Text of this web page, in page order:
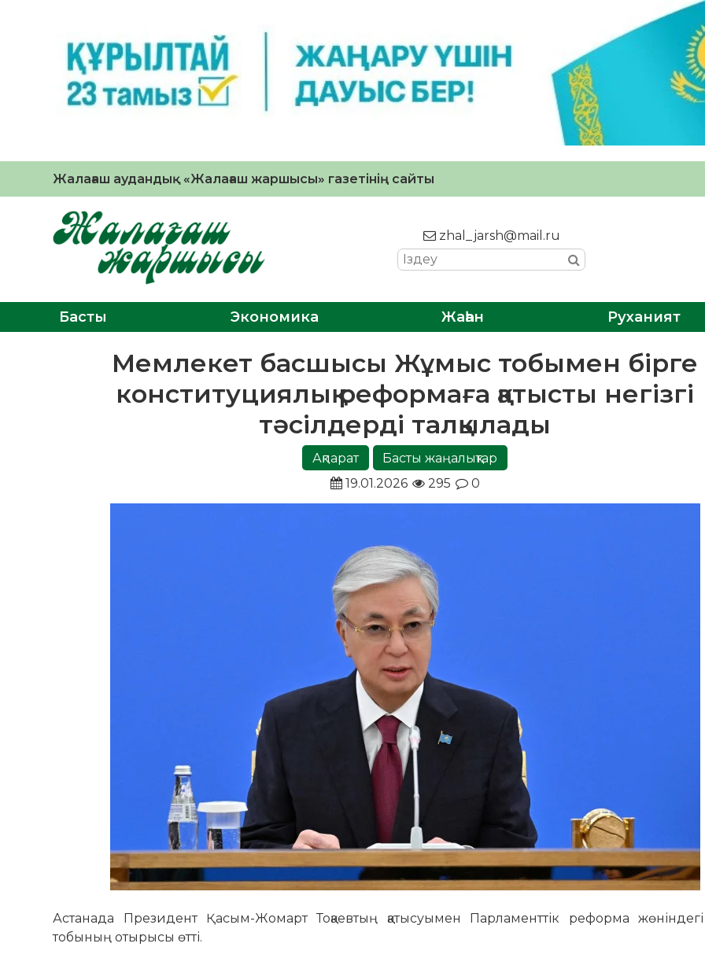
Жалағаш аудандық «Жалағаш жаршысы» газетінің сайты
zhal_jarsh@mail.ru
Басты Экономика Жаһан Руханият
Мемлекет басшысы Жұмыс тобымен бірге
конституциялық реформаға қатысты негізгі
тәсілдерді талқылады
Ақпарат
Басты жаңалықтар
19.01.2026
295 0
Астанада Президент Қасым-Жомарт Тоқаевтың қатысуымен Парламенттік реформа
тобының отырысы өтті.